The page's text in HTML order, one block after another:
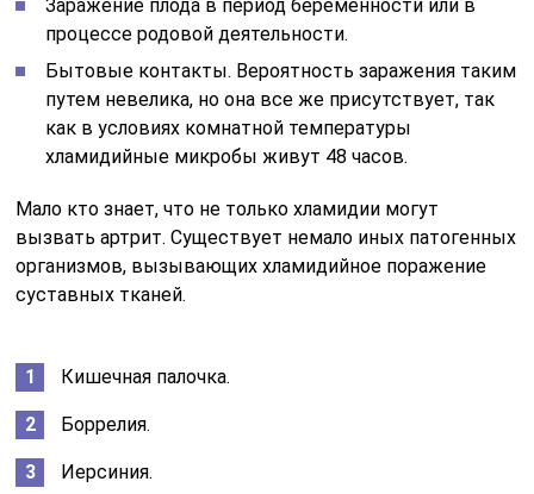
Заражение плода в период беременности или в
процессе родовой деятельности.
Бытовые контакты. Вероятность заражения таким
путем невелика, но она все же присутствует, так
как в условиях комнатной температуры
хламидийные микробы живут 48 часов.
Мало кто знает, что не только хламидии могут
вызвать артрит. Существует немало иных патогенных
организмов, вызывающих хламидийное поражение
суставных тканей.
Кишечная палочка.
Боррелия.
Иерсиния.